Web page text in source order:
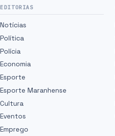
EDITORIAS
Notícias
Política
Polícia
Economia
Esporte
Esporte Maranhense
Cultura
Eventos
Emprego